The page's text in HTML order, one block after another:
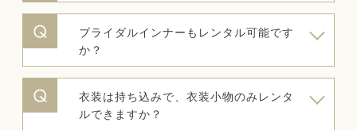
ブライダルインナーもレンタル可能です
か？
衣装は持ち込みで、衣装小物のみレンタ
ルできますか？